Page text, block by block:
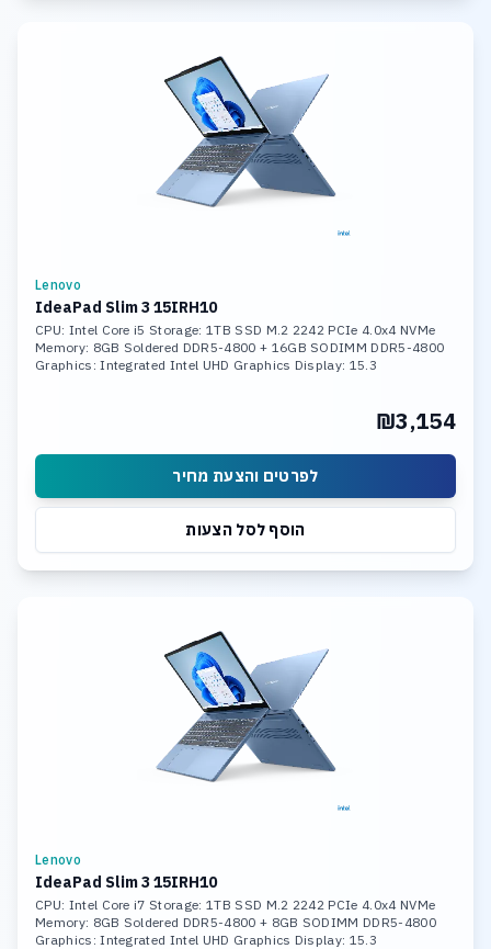
Lenovo
IdeaPad Slim 3 15IRH10
CPU: Intel Core i5 Storage: 1TB SSD M.2 2242 PCIe 4.0x4 NVMe
Memory: 8GB Soldered DDR5-4800 + 16GB SODIMM DDR5-4800
Graphics: Integrated Intel UHD Graphics Display: 15.3
₪3,154
לפרטים והצעת מחיר
הוסף לסל הצעות
Lenovo
IdeaPad Slim 3 15IRH10
CPU: Intel Core i7 Storage: 1TB SSD M.2 2242 PCIe 4.0x4 NVMe
Memory: 8GB Soldered DDR5-4800 + 8GB SODIMM DDR5-4800
Graphics: Integrated Intel UHD Graphics Display: 15.3